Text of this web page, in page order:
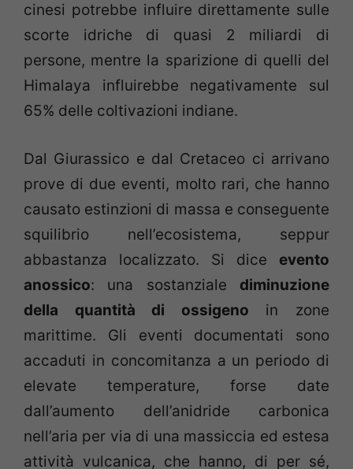
cinesi potrebbe influire direttamente sulle
scorte idriche di quasi 2 miliardi di
persone, mentre la sparizione di quelli del
Himalaya influirebbe negativamente sul
65% delle coltivazioni indiane.
Dal Giurassico e dal Cretaceo ci arrivano
prove di due eventi, molto rari, che hanno
causato estinzioni di massa e conseguente
squilibrio nell’ecosistema, seppur
abbastanza localizzato. Si dice evento
anossico: una sostanziale diminuzione
della quantità di ossigeno in zone
marittime. Gli eventi documentati sono
accaduti in concomitanza a un periodo di
elevate temperature, forse date
dall’aumento dell’anidride carbonica
nell’aria per via di una massiccia ed estesa
attività vulcanica, che hanno, di per sé,